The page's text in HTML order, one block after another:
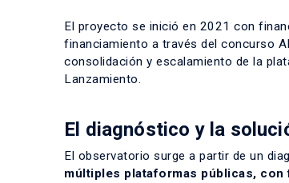
El proyecto se inició en 2021 con
financiamiento a través del concurso
consolidación y escalamiento de la
Lanzamiento.
El diagnóstico y la
El observatorio surge a partir de un
múltiples plataformas públicas,